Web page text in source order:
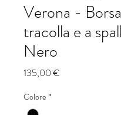
Verona -
tracolla e a
Nero
135,00 €
Colore *